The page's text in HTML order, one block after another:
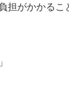
担がかかるこ